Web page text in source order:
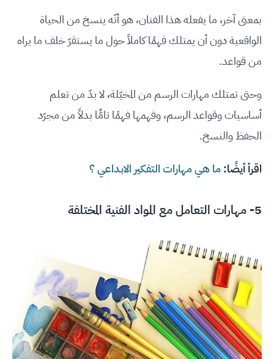
بمعنى آخر، ما يفعله هذا الفنان، هو أنّه ينسخ من الحياة
الواقعية دون أن يمتلك فهمًا كاملاً حول ما يستقرّ خلف ما يراه
من قواعد.
وحتى تمتلك مهارات الرسم من المخيّلة، لا بدّ من تعلم
أساسيات وقواعد الرسم، وفهمها فهمًا تامًّا بدلاً من مجرّد
الحفظ والنسخ.
اقرأ أيضًا:ما هي مهارات التفكير الابداعي ؟
5- مهارات التعامل مع المواد الفنية المختلفة